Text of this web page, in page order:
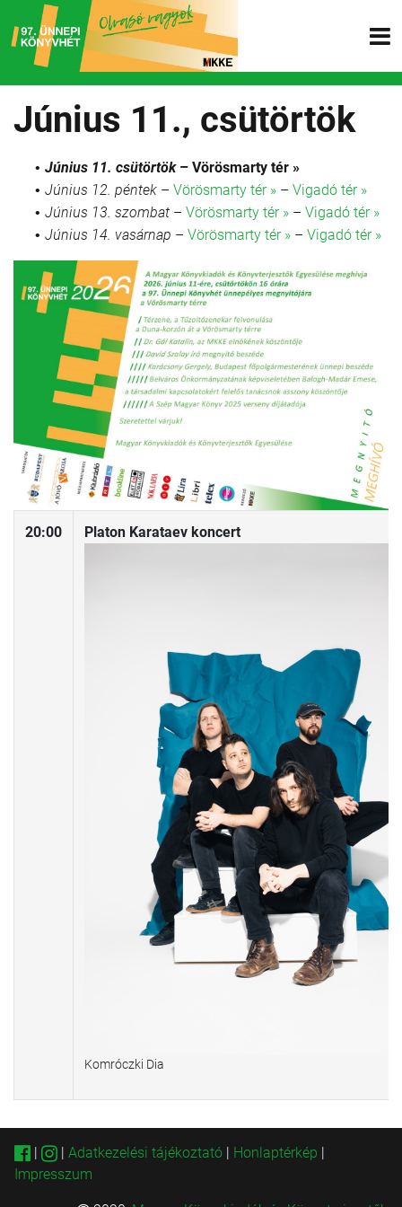
Június 11., csütörtök
Június 11. csütörtök– Vörösmarty tér »
Június 12. péntek – Vörösmarty tér » – Vigadó tér »
Június 13. szombat – Vörösmarty tér » – Vigadó tér »
Június 14. vasárnap – Vörösmarty tér » – Vigadó tér »
20:00 Platon Karataev koncert
Komróczki Dia
Adatkezelési tájékoztató Honlaptérkép
Impresszum